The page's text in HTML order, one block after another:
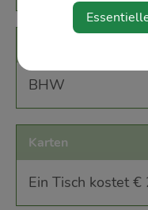
BHW
Karten
Ein Tisch kostet